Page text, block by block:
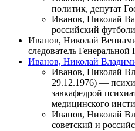
политик, депутат
Иванов, Николай
российский
Иванов, Николай
следователь
Иванов, Николай
Иванов, Николай
29.12.1976) —
завкафедрой
медицинского
Иванов, Николай
советский и